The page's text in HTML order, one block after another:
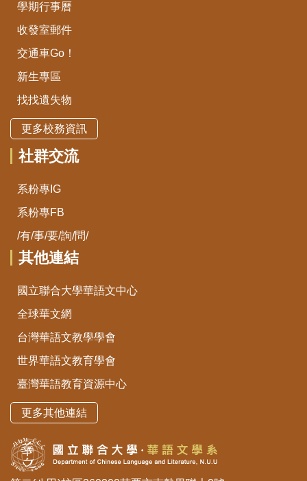
學期行事曆
收發室郵件
交通車Go！
新生專區
找找遺失物
更多校務資訊
社群交流
系粉專IG
系粉專FB
/有/事/要/詢/問/
其他連結
國立聯合大學華語文中心
全球華文網
台灣華語文教學學會
世界華語文教育學會
臺灣華語教育資源中心
更多其他連結